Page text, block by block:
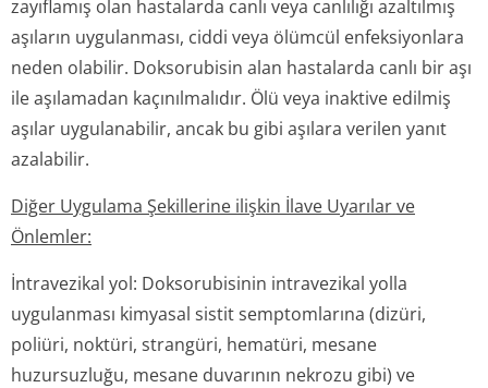
zayıflamış olan hastalarda canlı veya canlılığı azaltılmış
aşıların uygulanması, ciddi veya ölümcül enfeksiyonlara
neden olabilir. Doksorubisin alan hastalarda canlı bir aşı
ile aşılamadan kaçınılmalıdır. Ölü veya inaktive edilmiş
aşılar uygulanabilir, ancak bu gibi aşılara verilen yanıt
azalabilir.
Diğer Uygulama Şekillerine ilişkin İlave Uyarılar ve
Önlemler:
İntravezikal yol: Doksorubisinin intravezikal yolla
uygulanması kimyasal sistit semptomlarına (dizüri,
poliüri, noktüri, strangüri, hematüri, mesane
huzursuzluğu, mesane duvarının nekrozu gibi) ve